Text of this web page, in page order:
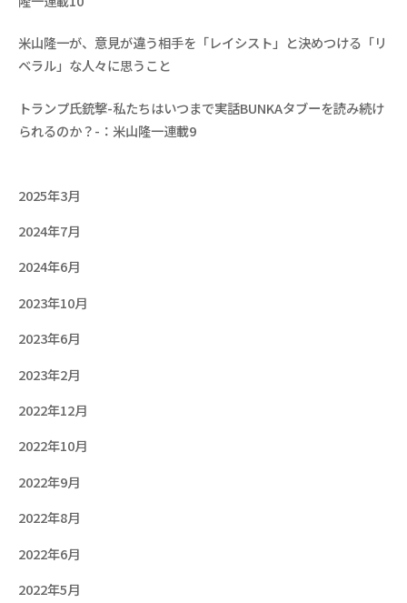
米山隆一が、意見が違う相手を「レイシスト」と決めつける「リ
ベラル」な人々に思うこと
トランプ氏銃撃-私たちはいつまで実話BUNKAタブーを読み続け
られるのか？-：米山隆一連載9
2025年3月
2024年7月
2024年6月
2023年10月
2023年6月
2023年2月
2022年12月
2022年10月
2022年9月
2022年8月
2022年6月
2022年5月